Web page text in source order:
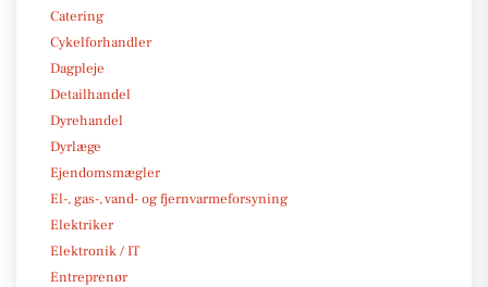
Catering
Cykelforhandler
Dagpleje
Detailhandel
Dyrehandel
Dyrlæge
Ejendomsmægler
El-, gas-, vand- og fjernvarmeforsyning
Elektriker
Elektronik / IT
Entreprenør